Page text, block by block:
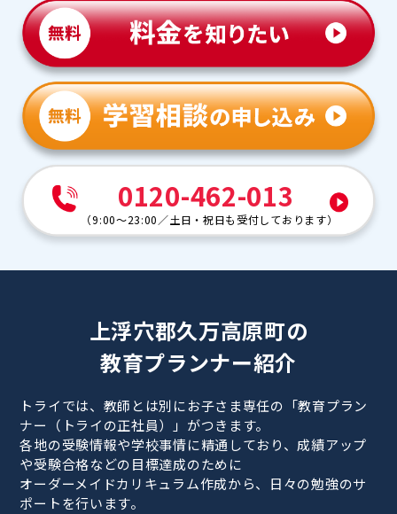
0120-462-013
（9:00～23:00 ／土日・祝日も受付しております）
上浮穴郡久万高原町の
教育プランナー紹介
トライでは、教師とは別にお子さま専任の「教育プラン
ナー（トライの正社員）」がつきます。
各地の受験情報や学校事情に精通しており、成績アップ
や受験合格などの目標達成のために
オーダーメイドカリキュラム作成から、日々の勉強のサ
ポートを行います。